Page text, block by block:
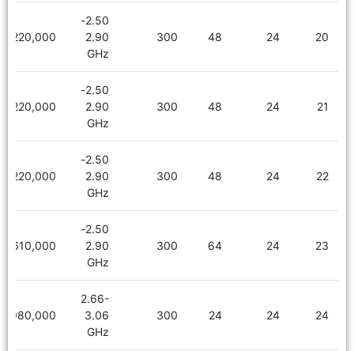
20
24
48
300
2.50-
2.90
GHz
2,220,000
21
24
48
300
2.50-
2.90
GHz
2,220,000
22
24
48
300
2.50-
2.90
GHz
2,220,000
23
24
64
300
2.50-
2.90
GHz
2,610,000
24
24
24
300
2.66-
3.06
GHz
1,980,000